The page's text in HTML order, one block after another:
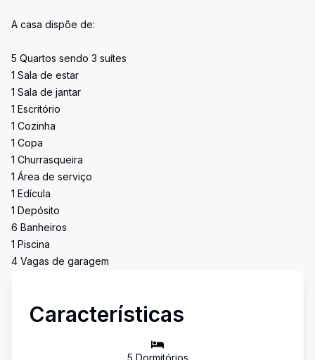
A casa dispõe de:
5 Quartos sendo 3 suítes
1 Sala de estar
1 Sala de jantar
1 Escritório
1 Cozinha
1 Copa
1 Churrasqueira
1 Área de serviço
1 Edícula
1 Depósito
6 Banheiros
1 Piscina
4 Vagas de garagem
Características
5 Dormitórios